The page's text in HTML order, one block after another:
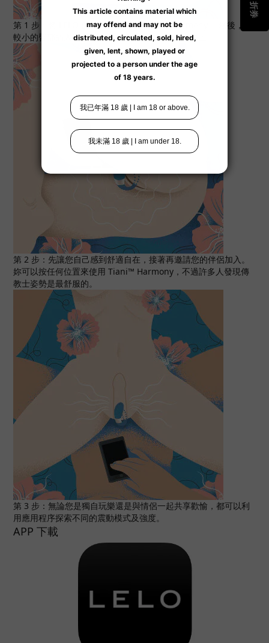
第 1 步：將 LELO 個人潤濕劑塗上 Tiani™ Harmony。 然後，將
較小的臂部插入陰道，將較大的臂部放在妳的陰蒂上。
第 2 步：先讓您自己感到舒適自在，接著再邀請您的伴侶加入。
妳可以按任何位置來使用 Tiani™ Harmony，不過許多人發現傳
教士姿勢是最舒服的。
第 3 步：無論您是獨自玩樂還是與情侶一起共享歡愉，都可以利
用應用程序探索不同的震動模式及強度。
APP 下載